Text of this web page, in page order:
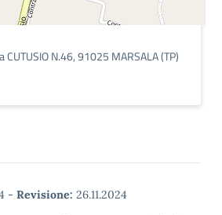
CUTUSIO N.46, 91025 MARSALA (TP)
- Revisione: 26.11.2024